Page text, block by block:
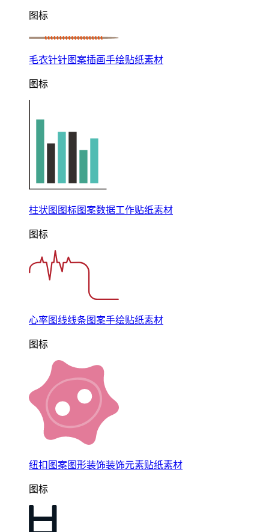
图标
毛衣针针图案插画手绘贴纸素材
图标
柱状图图标图案数据工作贴纸素材
图标
心率图线线条图案手绘贴纸素材
图标
纽扣图案图形装饰装饰元素贴纸素材
图标